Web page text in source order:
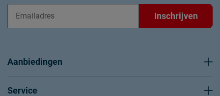
Inschrijven
Aanbiedingen
Service